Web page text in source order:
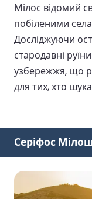
Мілос відомий
побіленими
Досліджуючи
стародавні
узбережжя, що
для тих, хто
Серіфос